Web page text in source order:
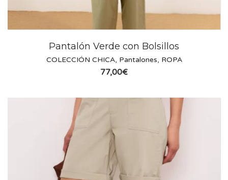
Pantalón Verde con Bolsillos
COLECCIÓN CHICA, Pantalones, ROPA
77,00€